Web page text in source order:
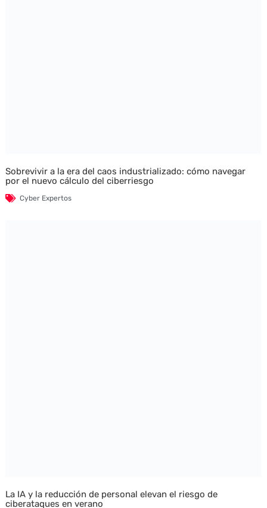
Sobrevivir a la era del caos industrializado: cómo navegar
por el nuevo cálculo del ciberriesgo
Cyber Expertos
La IA y la reducción de personal elevan el riesgo de
ciberataques en verano